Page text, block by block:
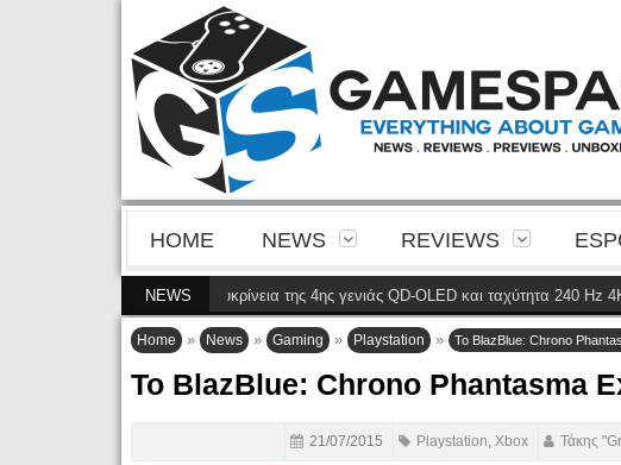
HOME NEWS REVIEWS
NEWS
φέρνει την ευκρίνεια της 4ης γενιάς QD-OLED και ταχύτητα 240 Hz 4K
Home » News » Gaming » Playstation » Το BlazBlue: Chrono
Το BlazBlue: Chrono Phantasma
21/07/2015 Playstation, Xbox Τάκης